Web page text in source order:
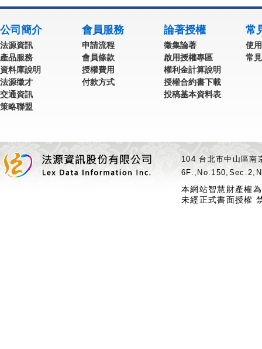
公司簡介
法源資訊
產品服務
資料庫說明
法源徵才
交通資訊
策略聯盟
會員服務
申請流程
會員條款
授權費用
付款方式
論著授權
徵集論著
啟用授權專區
權利金計算說明
授權合約書下載
投稿基本資料表
常
使
常
104 台北市中山區
本網站智慧財產權
未經正式書面授權